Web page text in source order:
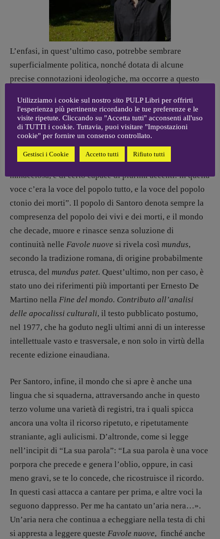
L’enfasi, in quest’ultimo caso, potrebbe sembrare
superficialmente politica, nonché dotata di alcune
precise connotazioni ideologiche, ma occorre a questo
“Sull’opportunità delle revisioni normative”, ad esempio
di questo passaggio: “Serina non fece in tempo ad
accogliere l’imputato successivo che fu distratto da un
lamento lugubre proveniente dal fosso: era la voce di
Glodana Mosselet, ma assai più ampia, più profonda, più
minacciosa, e di certo capace di plurimi accenti: in quella
voce c’era la voce del popolo tutto, e la voce del popolo
ctonio dei morti”. Il popolo di Santoro denota sempre la
compresenza del popolo dei vivi e dei morti, e il mondo
che decade, muore e rinasce senza soluzione di
continuità nelle Favole nuove si rivela così mundus,
secondo la tradizione romana, di origine probabilmente
etrusca, del mundus patet. Quest’ultimo, non per caso, è
stato uno dei riferimenti più importanti per Ernesto De
Martino nella Fine del mondo. Contributo all’analisi
delle apocalissi culturali, il testo pubblicato postumo,
nel 1977, che ha goduto negli ultimi anni di un interesse
intellettuale vasto e trasversale, e non solo in virtù della
recente edizione einaudiana.
Per Santoro, infine, il mondo che si apre è anche una
lingua che si squaderna, attraversando anche in questo
terzo volume una varietà di registri, tra i quali spicca
ancora una volta il ricorso ripetuto, e ripetutamente
straniante, agli aulicismi. D’altronde, come si legge
nell’incipit di “La sua parola”: “La sua parola è una voce
porpora che precede e genera l’oblio, oppure, in casi
meno gravi, se te lo concede, che ricostruisce il ricordo.
In questi casi attacca a cantare per prima, e altre voci la
seguono dappresso. Per me ha cantato un’aria nera…».
Un’aria nera che continua a echeggiare nella testa di chi
si appresta a leggere queste Favole nuove, finché anche
Utilizziamo i cookie sul nostro sito PULP Libri per offrirti
l'esperienza più pertinente ricordando le tue preferenze e le
visite ripetute. Cliccando su "Accetta tutti" acconsenti all'uso
di TUTTI i cookie. Tuttavia, puoi visitare "Impostazioni
cookie" per fornire un consenso controllato.
Gestisci i Cookie Accetto tutti Rifiuto tutti